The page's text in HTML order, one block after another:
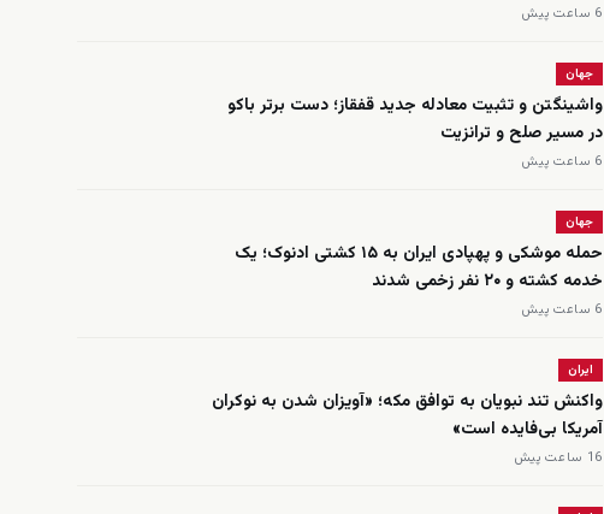
6 ساعت پیش
جهان
واشینگتن و تثبیت معادله جدید قفقاز؛ دست برتر باکو
در مسیر صلح و ترانزیت
6 ساعت پیش
جهان
حمله موشکی و پهپادی ایران به ۱۵ کشتی ادنوک؛ یک
خدمه کشته و ۲۰ نفر زخمی شدند
6 ساعت پیش
ایران
واکنش تند نبویان به توافق مکه؛ «آویزان شدن به نوکران
آمریکا بی‌فایده است»
16 ساعت پیش